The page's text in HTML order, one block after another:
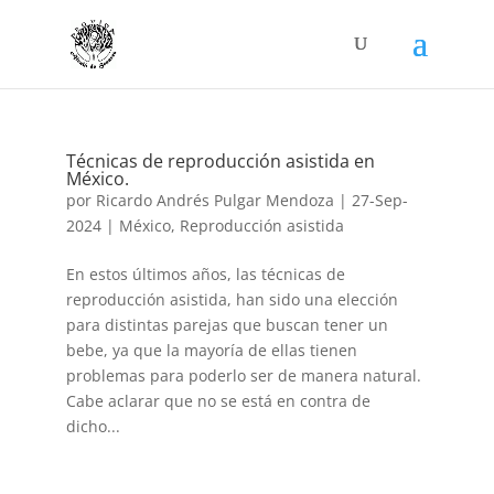
Técnicas de reproducción asistida en
México.
por Ricardo Andrés Pulgar Mendoza | 27-Sep-
2024| México, Reproducción asistida
En estos últimos años, las técnicas de
reproducción asistida, han sido una elección
para distintas parejas que buscan tener un
bebe, ya que la mayoría de ellas tienen
problemas para poderlo ser de manera natural.
Cabe aclarar que no se está en contra de
dicho...